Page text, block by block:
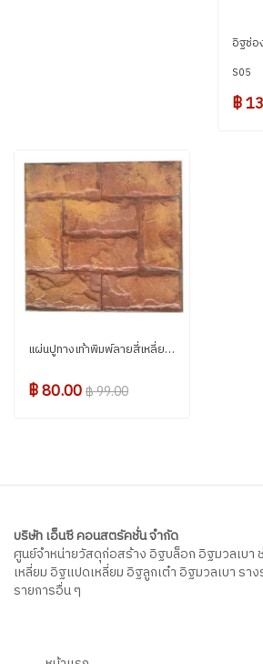
อิฐช่อ
S05
฿
แผ่นปูทางเท้าพิมพ์ลายสี่เหลี่ยมผืนผ้า สีส้ม
฿ 80.00฿ 99.00
บริษัท เอ็นซี คอนสตรัคชั่น จำกัด
ศูนย์จำหน่ายวัสดุก่อสร้าง อิฐบล็อก อิฐมวลเบา
เหลี่ยม อิฐแปดเหลี่ยม อิฐลูกเต๋า อิฐมวลเบา รา
รายการอื่น ๆ